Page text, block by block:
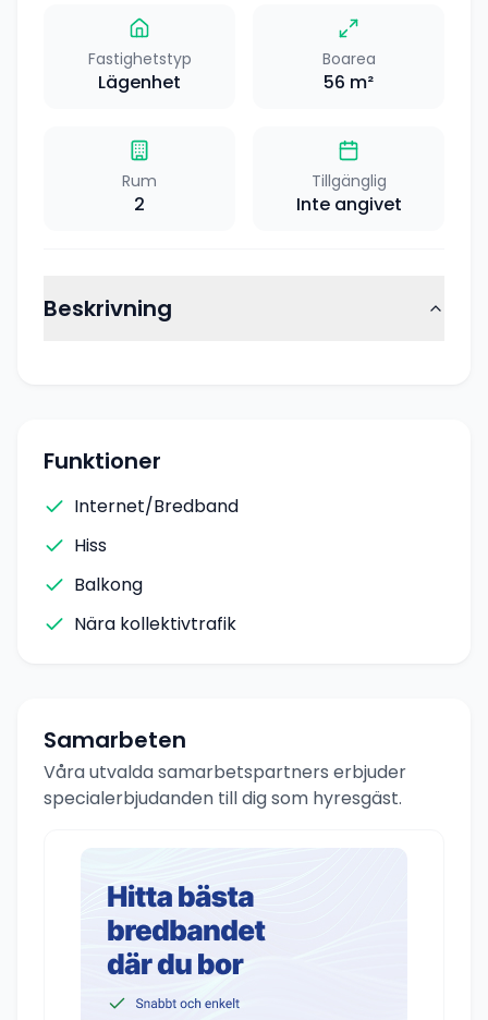
Fastighetstyp
Lägenhet
Boarea
56 m²
Rum
2
Tillgänglig
Inte angivet
Beskrivning
Funktioner
Internet/Bredband
Hiss
Balkong
Nära kollektivtrafik
Samarbeten
Våra utvalda samarbetspartners erbjuder
specialerbjudanden till dig som hyresgäst.